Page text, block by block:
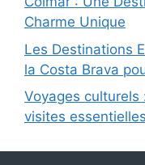
Charme Unique
Les Destinations
la Costa Brava
Voyages
visites essentielles